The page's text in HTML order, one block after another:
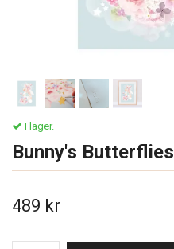
I lager.
Bunny's Butterflies
489 kr